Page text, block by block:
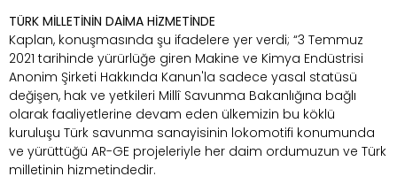
TÜRK MİLLETİNİN DAİMA HİZMETİNDE
Kaplan, konuşmasında şu ifadelere yer verdi; “3 Temmuz
2021 tarihinde yürürlüğe giren Makine ve Kimya Endüstrisi
Anonim Şirketi Hakkında Kanun'la sadece yasal statüsü
değişen, hak ve yetkileri Millî Savunma Bakanlığına bağlı
olarak faaliyetlerine devam eden ülkemizin bu köklü
kuruluşu Türk savunma sanayisinin lokomotifi konumunda
ve yürüttüğü AR-GE projeleriyle her daim ordumuzun ve Türk
milletinin hizmetindedir.